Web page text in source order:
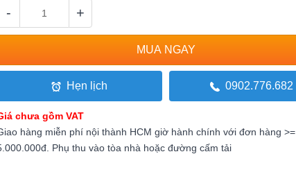
- +
Hẹn lịch 0902.776.682
chưa gồm VAT
hàng miễn phí nội thành HCM giờ hành chính với đơn hàng >=
Phụ thu vào tòa nhà hoặc đường cấm tải